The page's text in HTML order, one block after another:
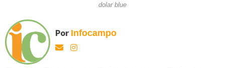
dolar blue
Por Infocampo